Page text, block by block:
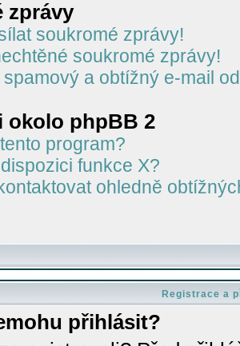
zprávy
soukromé zprávy!
soukromé zprávy!
a obtížný e-mail
okolo phpBB 2
program?
funkce X?
ohledně
Registrace a
přihlásit?